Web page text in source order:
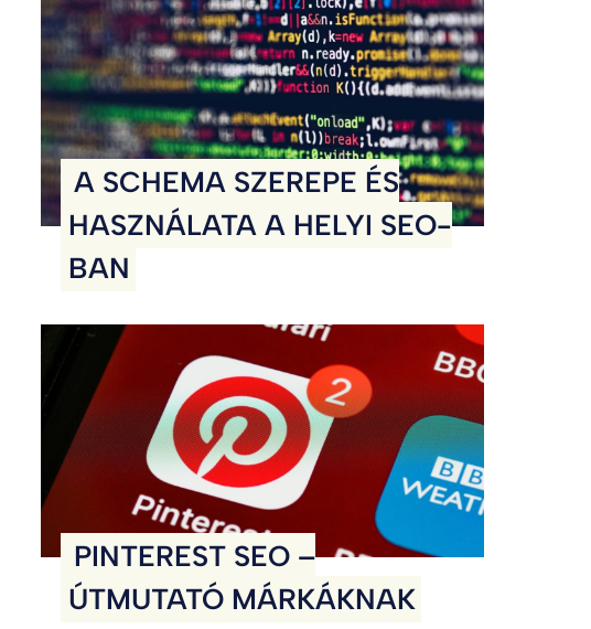
A SCHEMA SZEREPE ÉS
HASZNÁLATA A HELYI SEO-
BAN
PINTEREST SEO –
ÚTMUTATÓ MÁRKÁKNAK